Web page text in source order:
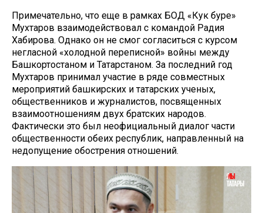
Примечательно, что еще в рамках БОД «Кук буре»
Мухтаров взаимодействовал с командой Радия
Хабирова. Однако он не смог согласиться с курсом
негласной «холодной переписной» войны между
Башкортостаном и Татарстаном. За последний год
Мухтаров принимал участие в ряде совместных
мероприятий башкирских и татарских ученых,
общественников и журналистов, посвященных
взаимоотношениям двух братских народов.
Фактически это был неофициальный диалог части
общественности обеих республик, направленный на
недопущение обострения отношений.